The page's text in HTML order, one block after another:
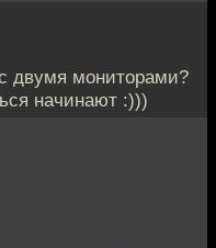
двумя мониторами?
начинают :)))